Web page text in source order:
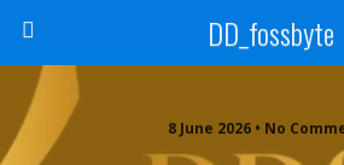
DD_fossbyte
8 June 2026 • No